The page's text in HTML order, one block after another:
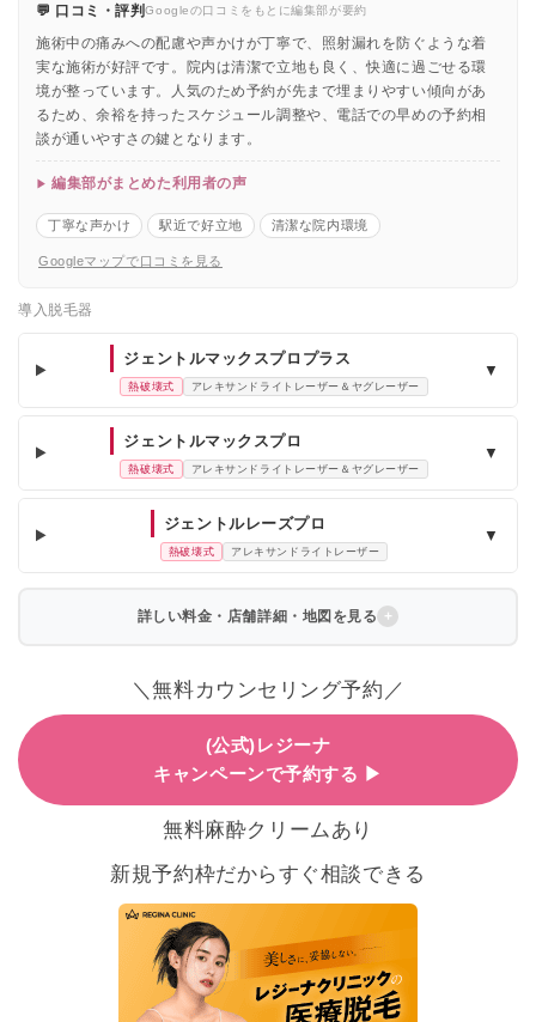
💬 口コミ・評判Googleの口コミをもとに編集部が要約
施術中の痛みへの配慮や声かけが丁寧で、照射漏れを防ぐような着
実な施術が好評です。院内は清潔で立地も良く、快適に過ごせる環
境が整っています。人気のため予約が先まで埋まりやすい傾向があ
るため、余裕を持ったスケジュール調整や、電話での早めの予約相
談が通いやすさの鍵となります。
編集部がまとめた利用者の声
丁寧な声かけ 駅近で好立地 清潔な院内環境
Googleマップで口コミを見る
導入脱毛器
ジェントルマックスプロプラス
熱破壊式 アレキサンドライトレーザー＆ヤグレーザー
▼
ジェントルマックスプロ
熱破壊式 アレキサンドライトレーザー＆ヤグレーザー
▼
ジェントルレーズプロ
熱破壊式 アレキサンドライトレーザー
▼
詳しい料金・店舗詳細・地図を見る
＼無料カウンセリング予約／
(公式)レジーナ
キャンペーンで予約する ▶
無料麻酔クリームあり
新規予約枠だからすぐ相談できる